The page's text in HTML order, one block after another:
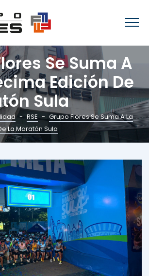
Se Suma A
Edición De
Sula
- RSE - Grupo Flores Se Suma A La
La Maratón Sula